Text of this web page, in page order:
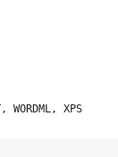
XPS